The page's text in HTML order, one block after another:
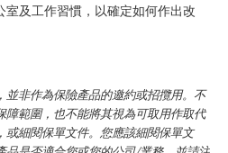
室及工作習慣，以確定如何作出改
並非作為保險產品的邀約或招攬用。不
障範圍，也不能將其視為可取用作取代
或細閱保單文件。您應該細閱保單文